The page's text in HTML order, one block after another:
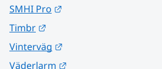
SMHI Pro
Timbr
Vinterväg
Väderlarm